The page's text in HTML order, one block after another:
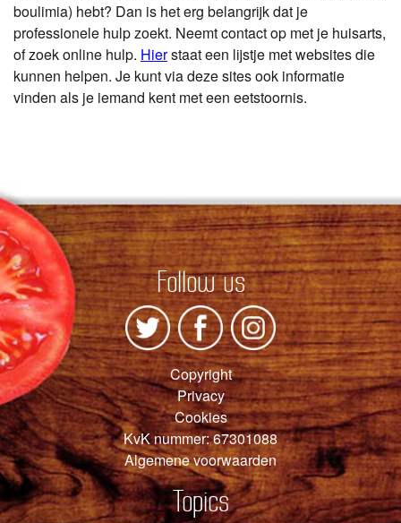
boulimia) hebt? Dan is het erg belangrijk dat je
professionele hulp zoekt. Neemt contact op met je huisarts,
of zoek online hulp. Hierstaat een lijstje met websites die
kunnen helpen. Je kunt via deze sites ook informatie
vinden als je iemand kent met een eetstoornis.
Follow us
Copyright
Privacy
Cookies
KvK nummer: 67301088
Algemene voorwaarden
Topics